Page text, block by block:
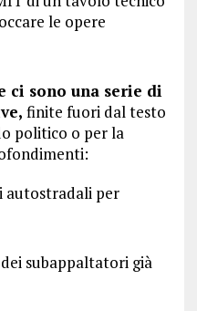
le opere
ci sono una serie di
finite fuori dal testo
politico o per la
autostradali per
subappaltatori già